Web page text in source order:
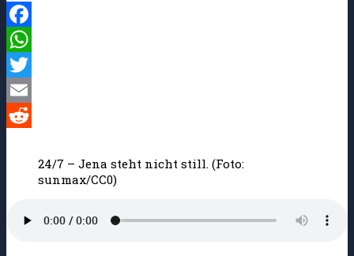
Facebook
WhatsApp
Twitter
Email
24/7 – Jena steht nicht still. (Foto:
sunmax/CC0)